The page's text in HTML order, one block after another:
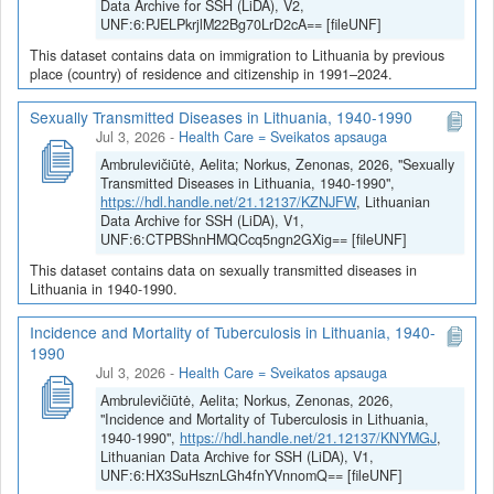
Data Archive for SSH (LiDA), V2,
UNF:6:PJELPkrjlM22Bg70LrD2cA== [fileUNF]
This dataset contains data on immigration to Lithuania by previous
place (country) of residence and citizenship in 1991–2024.
Sexually Transmitted Diseases in Lithuania, 1940-1990
Jul 3, 2026 - Health Care = Sveikatos apsauga
Ambrulevičiūtė, Aelita; Norkus, Zenonas, 2026, "Sexually
Transmitted Diseases in Lithuania, 1940-1990",
https://hdl.handle.net/21.12137/KZNJFW, Lithuanian
Data Archive for SSH (LiDA), V1,
UNF:6:CTPBShnHMQCcq5ngn2GXig== [fileUNF]
This dataset contains data on sexually transmitted diseases in
Lithuania in 1940-1990.
Incidence and Mortality of Tuberculosis in Lithuania, 1940-
1990
Jul 3, 2026 - Health Care = Sveikatos apsauga
Ambrulevičiūtė, Aelita; Norkus, Zenonas, 2026,
"Incidence and Mortality of Tuberculosis in Lithuania,
1940-1990", https://hdl.handle.net/21.12137/KNYMGJ,
Lithuanian Data Archive for SSH (LiDA), V1,
UNF:6:HX3SuHsznLGh4fnYVnnomQ== [fileUNF]